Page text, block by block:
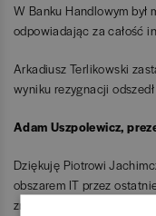
W Banku Handlowym był
odpowiadając za całość
Arkadiusz Terlikowski
wyniku rezygnacji
Adam Uszpolewicz,
Dziękuję Piotrowi
obszarem IT przez
zmieniliśmy oblicze